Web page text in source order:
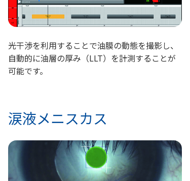
光干渉を利用することで油膜の動態を撮影し、
自動的に油層の厚み（LLT）を計測することが
可能です。
涙液メニスカス